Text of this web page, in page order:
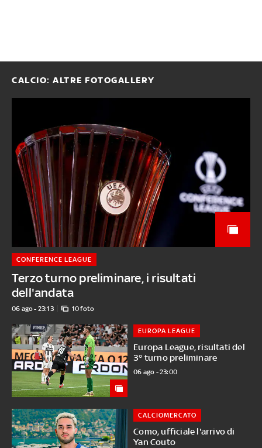
CALCIO: ALTRE FOTOGALLERY
Terzo turno preliminare, i risultati
dell'andata
CONFERENCE LEAGUE
06 ago - 23:13 10 foto
Europa League, risultati del
3° turno preliminare
EUROPA LEAGUE
06 ago - 23:00
Como, ufficiale l'arrivo di
Yan Couto
CALCIOMERCATO